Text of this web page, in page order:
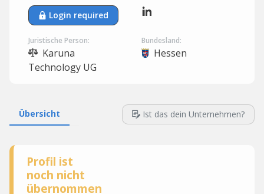
Login required
Juristische Person:
Karuna
Technology UG
Bundesland:
Hessen
Übersicht Ist das dein Unternehmen?
Profil ist
noch nicht
übernommen